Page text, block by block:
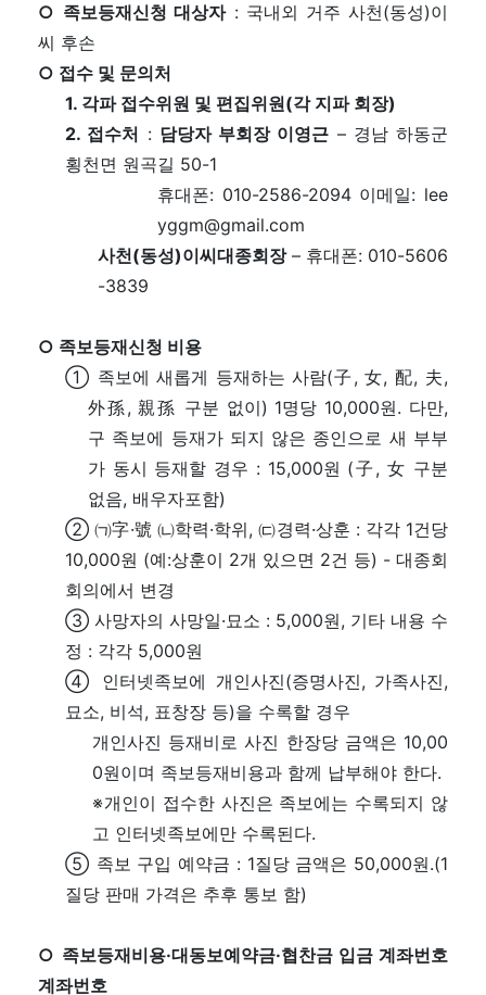
○ 족보등재신청 대상자: 국내외 거주 사천(동성)이
씨 후손
○ 접수 및 문의처
1. 각파 접수위원 및 편집위원(각 지파 회장)
2. 접수처 : 담당자 부회장 이영근 – 경남 하동군
횡천면 원곡길 50-1
휴대폰: 010-2586-2094 이메일: lee
yggm@gmail.com
사천(동성)이씨대종회장– 휴대폰: 010-5606
-3839
○ 족보등재신청 비용
① 족보에 새롭게 등재하는 사람(子, 女, 配, 夫,
外孫, 親孫 구분 없이) 1명당 10,000원. 다만,
구 족보에 등재가 되지 않은 종인으로 새 부부
가 동시 등재할 경우 : 15,000원 (子, 女 구분
없음, 배우자포함)
② ㈀字·號 ㈁학력·학위, ㈂경력·상훈 : 각각 1건당
10,000원 (예:상훈이 2개 있으면 2건 등) - 대종회
회의에서 변경
③ 사망자의 사망일·묘소 : 5,000원, 기타 내용 수
정 : 각각 5,000원
④ 인터넷족보에 개인사진(증명사진, 가족사진,
묘소, 비석, 표창장 등)을 수록할 경우
개인사진 등재비로 사진 한장당 금액은 10,00
0원이며 족보등재비용과 함께 납부해야 한다.
※개인이 접수한 사진은 족보에는 수록되지 않
고 인터넷족보에만 수록된다.
⑤ 족보 구입 예약금 : 1질당 금액은 50,000원.(1
질당 판매 가격은 추후 통보 함)
○ 족보등재비용·대동보예약금·협찬금 입금 계좌번호
계좌번호